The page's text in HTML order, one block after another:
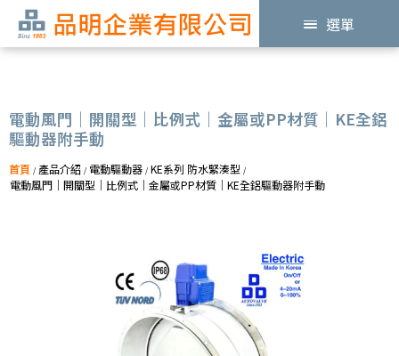
選單
電動風門｜開關型｜比例式｜金屬或PP材質｜KE全鋁
驅動器附手動
首頁 / 產品介紹 / 電動驅動器 / KE系列 防水緊湊型 /
電動風門｜開關型｜比例式｜金屬或PP材質｜KE全鋁驅動器附手動